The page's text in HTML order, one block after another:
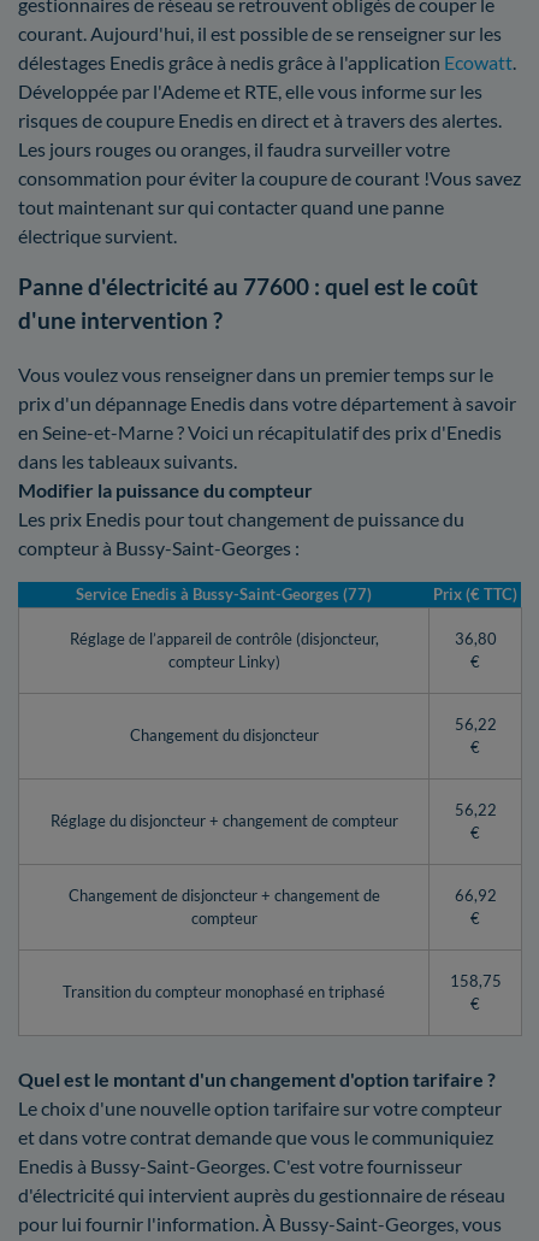
courant. Aujourd'hui, il est possible de se renseigner sur les
délestages Enedis grâce à nedis grâce à l'application Ecowatt.
Développée par l'Ademe et RTE, elle vous informe sur les
risques de coupure Enedis en direct et à travers des alertes.
Les jours rouges ou oranges, il faudra surveiller votre
consommation pour éviter la coupure de courant !Vous savez
tout maintenant sur qui contacter quand une panne
électrique survient.
Panne d'électricité au 77600 : quel est le coût
d'une intervention ?
Vous voulez vous renseigner dans un premier temps sur le
prix d'un dépannage Enedis dans votre département à savoir
en Seine-et-Marne ? Voici un récapitulatif des prix d'Enedis
dans les tableaux suivants.
Modifier la puissance du compteur
Les prix Enedis pour tout changement de puissance du
compteur à Bussy-Saint-Georges :
Service Enedis à Bussy-Saint-Georges (77) Prix (€ TTC)
Réglage de l’appareil de contrôle (disjoncteur,
compteur Linky)
36,80
€
Changement du disjoncteur
56,22
€
Réglage du disjoncteur + changement de compteur
56,22
€
Changement de disjoncteur + changement de
compteur
66,92
€
Transition du compteur monophasé en triphasé
158,75
€
Quel est le montant d'un changement d'option tarifaire ?
Le choix d'une nouvelle option tarifaire sur votre compteur
et dans votre contrat demande que vous le communiquiez
Enedis à Bussy-Saint-Georges. C'est votre fournisseur
d'électricité qui intervient auprès du gestionnaire de réseau
pour lui fournir l'information. À Bussy-Saint-Georges, vous